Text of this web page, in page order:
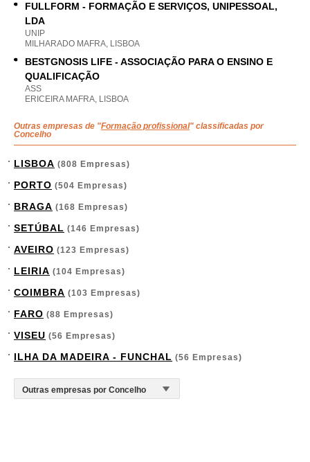
FULLFORM - FORMAÇÃO E SERVIÇOS, UNIPESSOAL,
LDA
UNIP
MILHARADO MAFRA, LISBOA
BESTGNOSIS LIFE - ASSOCIAÇÃO PARA O ENSINO E
QUALIFICAÇÃO
ASS
ERICEIRA MAFRA, LISBOA
Outras empresas de "Formação profissional" classificadas por
Concelho
LISBOA (808 Empresas)
PORTO (504 Empresas)
BRAGA (168 Empresas)
SETÚBAL (146 Empresas)
AVEIRO (123 Empresas)
LEIRIA (104 Empresas)
COIMBRA (103 Empresas)
FARO (88 Empresas)
VISEU (56 Empresas)
ILHA DA MADEIRA - FUNCHAL (56 Empresas)